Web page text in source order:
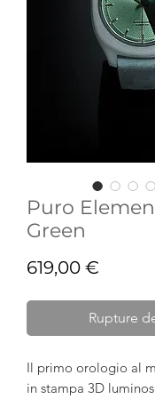
Puro
Green
619,00 €
Rupture
Il primo orologio al
in stampa 3D